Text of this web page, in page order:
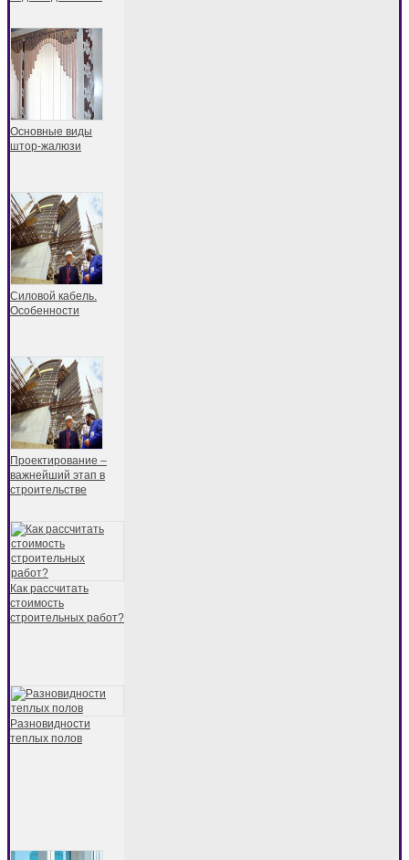
Основные виды
штор-жалюзи
Силовой кабель.
Особенности
Проектирование –
важнейший этап в
строительстве
Как рассчитать
стоимость
строительных работ?
Разновидности
теплых полов